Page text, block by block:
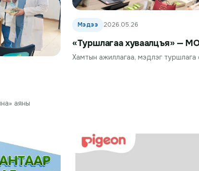
аяны
Мэдээ 2026.05.26
«Туршлагаа хуваалцъя» —
Хамтын ажиллагаа, мэдлэг туршлага